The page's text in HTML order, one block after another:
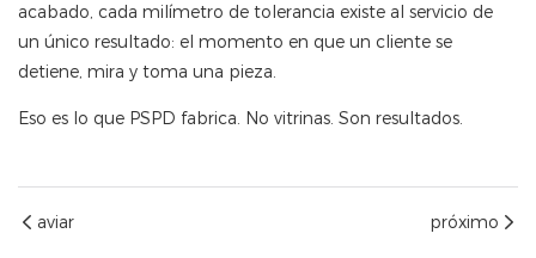
acabado, cada milímetro de tolerancia existe al servicio de
un único resultado: el momento en que un cliente se
detiene, mira y toma una pieza.
Eso es lo que PSPD fabrica. No vitrinas. Son resultados.
aviar próximo